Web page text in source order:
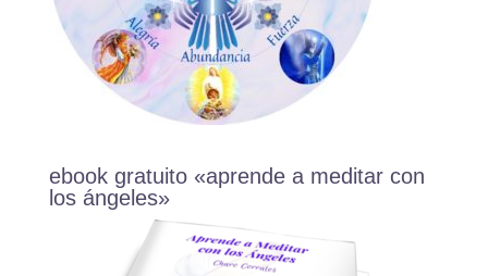
ebook gratuito «aprende a meditar con
los ángeles»